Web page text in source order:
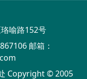
喻路152号
邮箱：
Copyright © 2005